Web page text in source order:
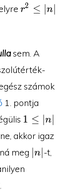
r^2\leq
r2 ≤ ∣n∣
sem. A
számok\Z
1. pontja
1\leq
|n|
1 ≤ ∣n∣
akkor igaz
meg |n|
∣n∣-t,